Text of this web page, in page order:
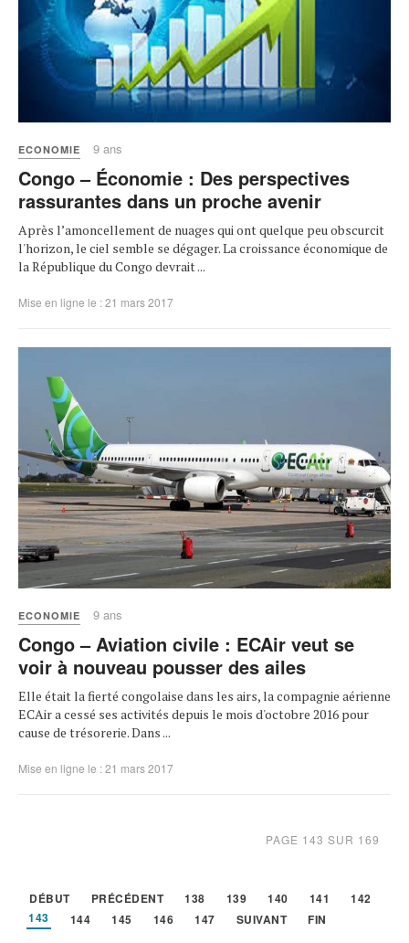
ECONOMIE 9 ans
Congo – Économie : Des perspectives
rassurantes dans un proche avenir
Après l’amoncellement de nuages qui ont quelque peu obscurcit
l'horizon, le ciel semble se dégager. La croissance économique de
la République du Congo devrait ...
Mise en ligne le : 21 mars 2017
ECONOMIE 9 ans
Congo – Aviation civile : ECAir veut se
voir à nouveau pousser des ailes
Elle était la fierté congolaise dans les airs, la compagnie aérienne
ECAir a cessé ses activités depuis le mois d'octobre 2016 pour
cause de trésorerie. Dans ...
Mise en ligne le : 21 mars 2017
PAGE 143 SUR 169
DÉBUT PRÉCÉDENT 138 139 140 141
142
143
144 145 146 147 SUIVANT FIN